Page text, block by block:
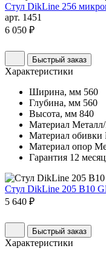
Стул DikLine 256
арт. 1451
6 050 ₽
Быстрый заказ
Характеристики
Ширина, мм 560
Глубина, мм 560
Высота, мм 840
Материал
Материал обивки
Материал опор
Гарантия 12
Стул DikLine 205 B10
5 640 ₽
Быстрый заказ
Характеристики